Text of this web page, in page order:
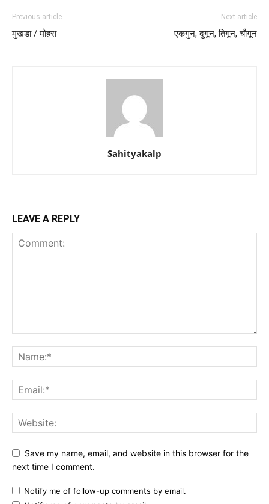
Previous article
मुखडा / मोहरा
Next article
एकगुन, दुगून, तिगून, चौगून
Sahityakalp
LEAVE A REPLY
Save my name, email, and website in this browser for the
next time I comment.
Notify me of follow-up comments by email.